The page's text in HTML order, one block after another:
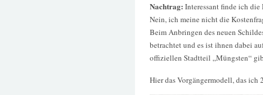
Nachtrag: Interessant finde ich
Nein, ich meine nicht die
Beim Anbringen des neuen
betrachtet und es ist ihnen dabei
offiziellen Stadtteil „Müngsten“
Hier das Vorgängermodell, das